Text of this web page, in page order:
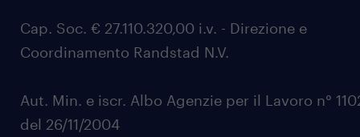
Cap. Soc. € 27.110.320,00 i.v. - Direzione e
Coordinamento Randstad N.V.
Aut. Min. e iscr. Albo Agenzie per il Lavoro n°
del 26/11/2004